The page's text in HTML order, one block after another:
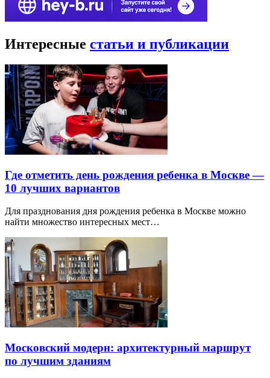
Интересные статьи и публикации
Где отметить день рождения ребенка в Москве —
10 лучших вариантов
Для празднования дня рождения ребенка в Москве можно
найти множество интересных мест…
Московский модерн: архитектурный маршрут
по лучшим зданиям